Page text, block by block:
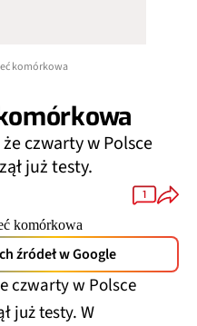
komórkowa
czwarty w Polsce
już testy.
1
źródeł w Google
czwarty w Polsce
już testy. W